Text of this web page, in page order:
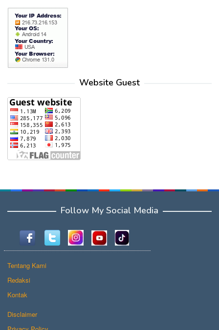
Website Guest
Follow My Social Media
Tentang Kami
Redaksi
Kontak
Disclaimer